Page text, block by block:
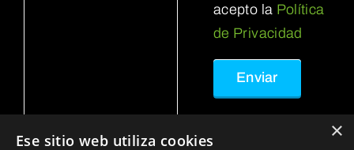
acepto la Política
de Privacidad
×
Ese sitio web utiliza cookies